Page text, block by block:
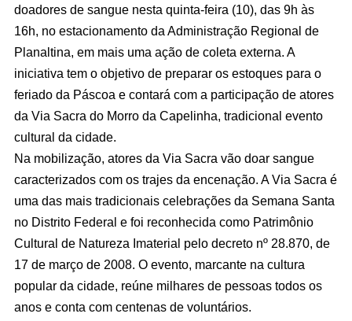
doadores de sangue nesta quinta-feira (10), das 9h às
16h, no estacionamento da Administração Regional de
Planaltina, em mais uma ação de coleta externa. A
iniciativa tem o objetivo de preparar os estoques para o
feriado da Páscoa e contará com a participação de atores
da Via Sacra do Morro da Capelinha, tradicional evento
cultural da cidade.
Na mobilização, atores da Via Sacra vão doar sangue
caracterizados com os trajes da encenação. A Via Sacra é
uma das mais tradicionais celebrações da Semana Santa
no Distrito Federal e foi reconhecida como Patrimônio
Cultural de Natureza Imaterial pelo decreto nº 28.870, de
17 de março de 2008. O evento, marcante na cultura
popular da cidade, reúne milhares de pessoas todos os
anos e conta com centenas de voluntários.